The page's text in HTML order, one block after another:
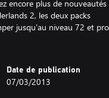
encore plus de
2, les deux packs
jusqu'au niveau 72 et
Date de publication
07/03/2013